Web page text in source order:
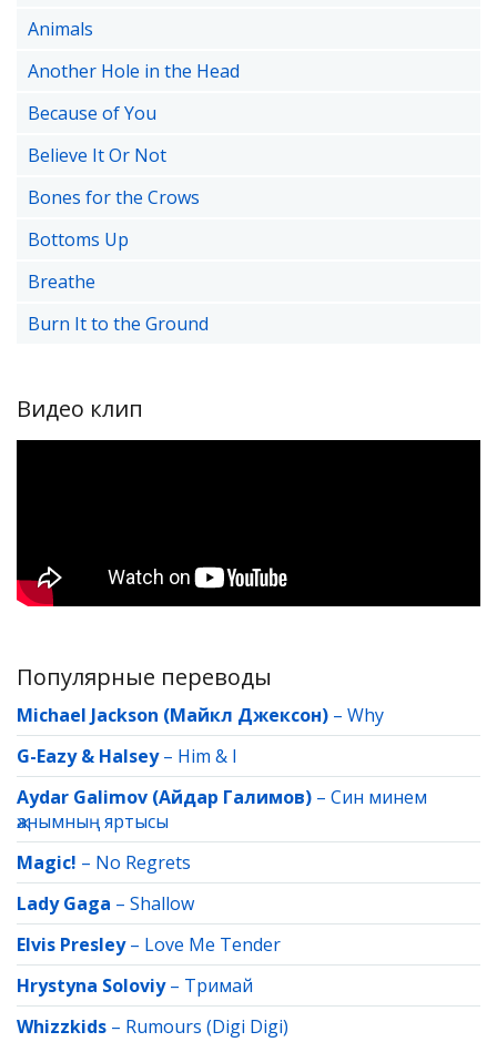
Animals
Another Hole in the Head
Because of You
Believe It Or Not
Bones for the Crows
Bottoms Up
Breathe
Burn It to the Ground
Видео клип
Популярные переводы
Michael Jackson (Майкл Джексон) – Why
G-Eazy & Halsey– Him & I
Aydar Galimov (Айдар Галимов) – Син минем
җанымның яртысы
Magic! – No Regrets
Lady Gaga – Shallow
Elvis Presley– Love Me Tender
Hrystyna Soloviy– Тримай
Whizzkids – Rumours (Digi Digi)